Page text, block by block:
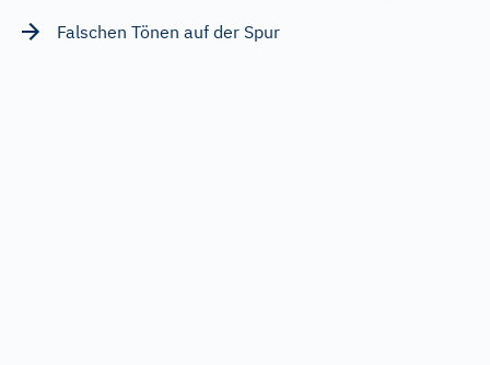
Falschen Tönen auf der Spur